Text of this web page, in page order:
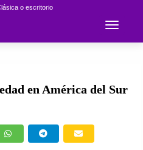
o escritorio
Toggle
en América del Sur